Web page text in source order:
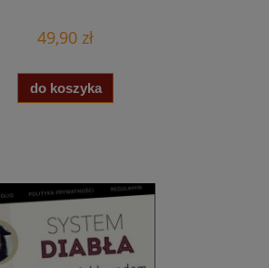
49,90 zł
do koszyka